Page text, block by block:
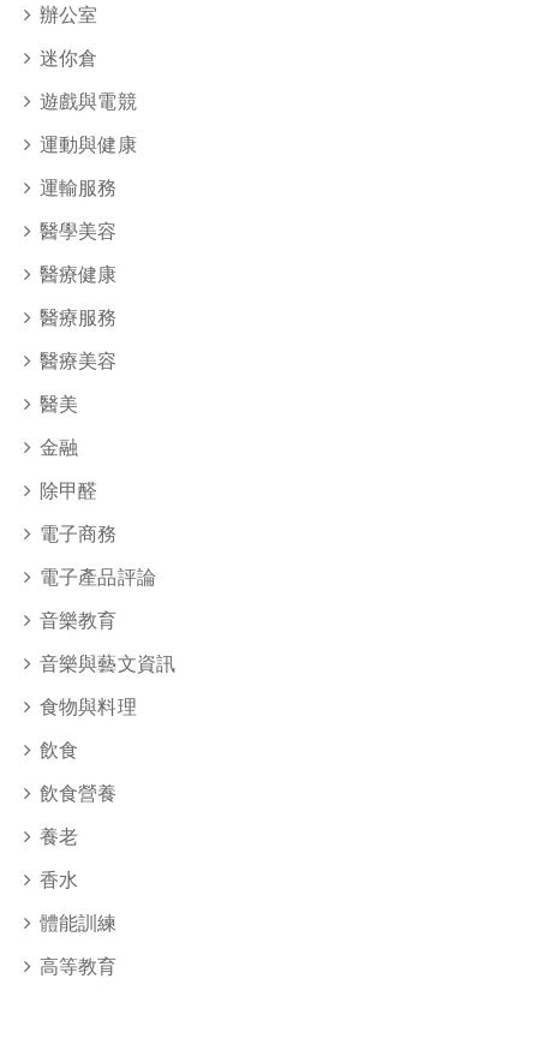
辦公室
迷你倉
遊戲與電競
運動與健康
運輸服務
醫學美容
醫療健康
醫療服務
醫療美容
醫美
金融
除甲醛
電子商務
電子產品評論
音樂教育
音樂與藝文資訊
食物與料理
飲食
飲食營養
養老
香水
體能訓練
高等教育